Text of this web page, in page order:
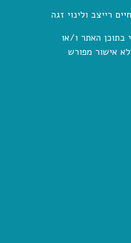
רייצב ולינוי זגה
בתוכן האתר ו/או
אישור מפורש